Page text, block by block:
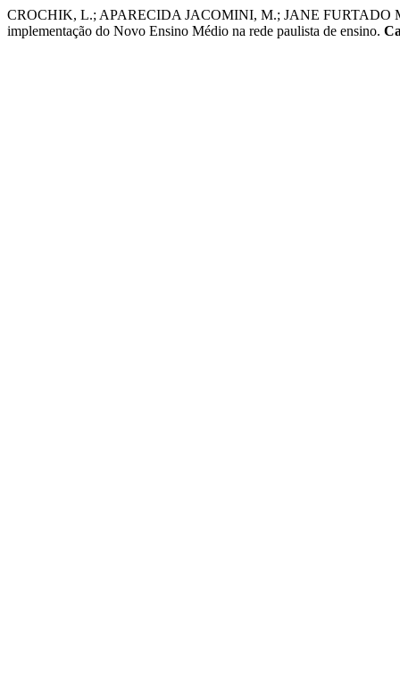
CROCHIK, L.; APARECIDA JACOMINI, M.; JANE FURTADO
implementação do Novo Ensino Médio na rede paulista de ensino.